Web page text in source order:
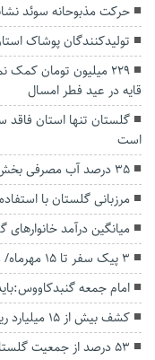
حرکت مذبوحانه سوئد
تولیدکنندگان پوشاک
229 میلیون تومان
قایه در عید فطر امسال
گلستان تنها استان فاقد
است
۳۵ درصد آب مصرفی بخش کشاورزی گلستان هدر می‌رود
مرزبانی گلستان با
میانگین درآمد خانوارهای گلستانی باید
۳ پیک سفر تا ۱۵ مهرماه/ مسافران از خراسان به شمال می‌روند
امام جمعه
کشف بیش از ۱۵ میلیارد ریال مواد خوراکی و بهداشتی قاچاق در گنبد
۵۳ درصد از جمعیت گلستان مشمول طرح کالابرگ الکترونیکی هستند